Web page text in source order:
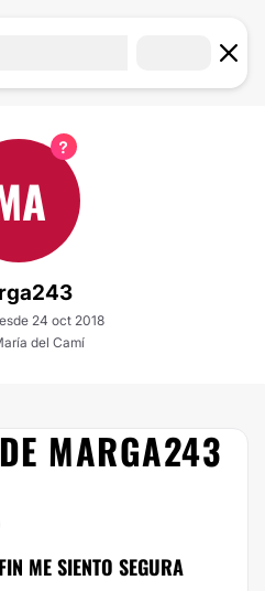
24 oct 2018
del Camí
MARGA243
ME SIENTO SEGURA